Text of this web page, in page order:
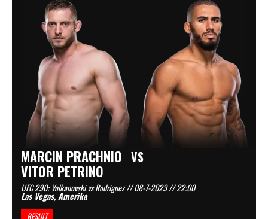
MARCIN PRACHNIO VS
VITOR PETRINO
UFC 290: Volkanovski vs Rodriguez // 08-7-2023 // 22:00
Las Vegas, Amerika
RESULT